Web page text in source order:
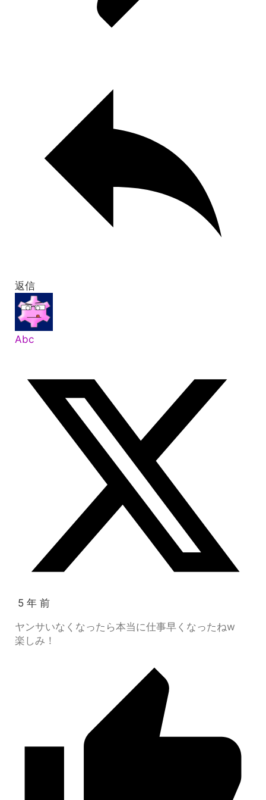
返信
Abc
5 年 前
ヤンサいなくなったら本当に仕事早くなったねw
楽しみ！